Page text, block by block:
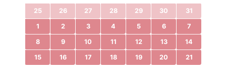
25 26 27 28 29 30 31
1 2 3 4 5 6 7
8 9 10 11 12 13 14
15 16 17 18 19 20 21